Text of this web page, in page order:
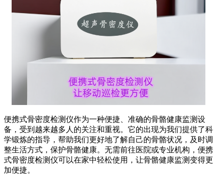
便携式骨密度检测仪作为一种便捷、准确的骨骼健康监测设
备，受到越来越多人的关注和重视。它的出现为我们提供了科
学锻炼的指导，帮助我们更好地了解自己的骨骼状况，及时调
整生活方式，保护骨骼健康。无需前往医院或专业机构，便携
式骨密度检测仪可以在家中轻松使用，让骨骼健康监测变得更
加便捷。